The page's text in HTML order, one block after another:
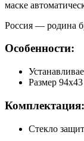
маске
Россия — родина
Особенности:
Размер
Комплектация:
Стекло